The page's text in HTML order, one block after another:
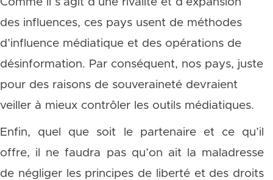
des influences, ces pays usent de méthodes
d’influence médiatique et des opérations de
désinformation. Par conséquent, nos pays, juste
pour des raisons de souveraineté devraient
veiller à mieux contrôler les outils médiatiques.
Enfin, quel que soit le partenaire et ce qu’il
offre, il ne faudra pas qu’on ait la maladresse
de négliger les principes de liberté et des droits